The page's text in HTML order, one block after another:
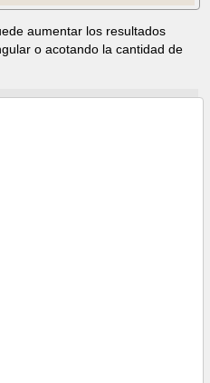
aumentar los resultados
o acotando la cantidad de